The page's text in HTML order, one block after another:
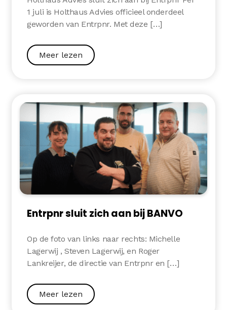
1 juli is Holthaus Advies officieel onderdeel
geworden van Entrpnr. Met deze […]
Meer lezen
Entrpnr sluit zich aan bij BANVO
Op de foto van links naar rechts: Michelle
Lagerwij , Steven Lagerwij, en Roger
Lankreijer, de directie van Entrpnr en […]
Meer lezen